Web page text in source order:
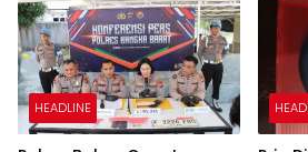
HEADLINE